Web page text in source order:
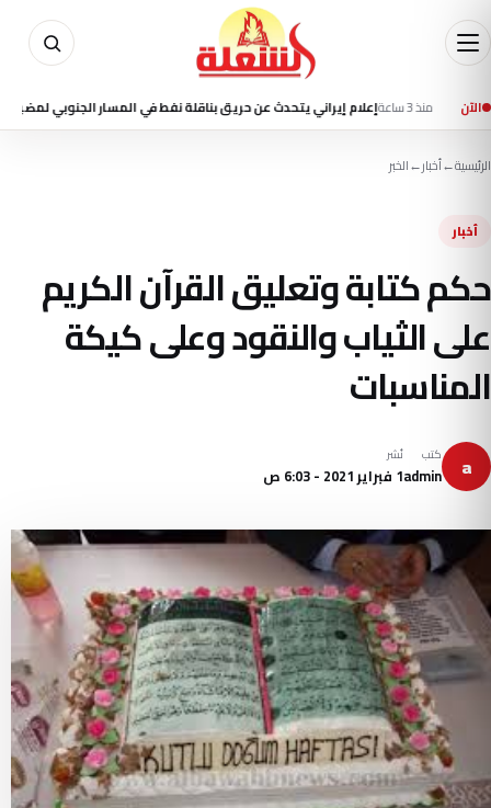
الآن3 ساعة إعلام إيراني يتحدث عن حريق بناقلة نفط في المسار الجنوبي لمضيق هرمز
الرئيسية←أخبار←الخبر
أخبار
حكم كتابة وتعليق القرآن الكريم
على الثياب والنقود وعلى كيكة
المناسبات
a كتب
admin
نُشر
1 فبراير 2021 - 6:03 ص